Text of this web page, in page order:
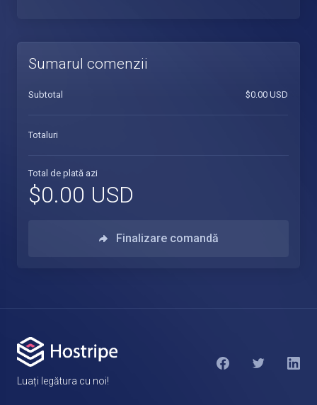
Sumarul comenzii
Subtotal $0.00 USD
Totaluri
Total de plată azi
$0.00 USD
Finalizare comandă
Luați legătura cu noi!